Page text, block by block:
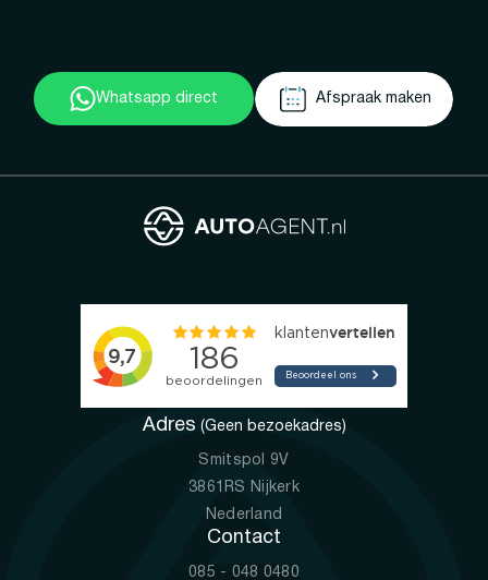
Whatsapp direct Afspraak maken
Adres (Geen bezoekadres)
Smitspol 9V
3861RS Nijkerk
Nederland
Contact
085 - 048 0480